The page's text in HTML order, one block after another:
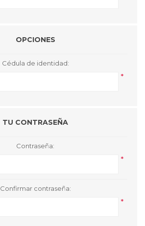
OPCIONES
Cédula de identidad:
*
TU CONTRASEÑA
Contraseña:
*
Confirmar contraseña:
*